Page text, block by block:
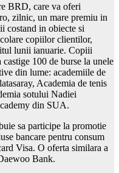
BRD, care va oferi
zilnic, un mare premiu in
costand in obiecte si
copiilor clientilor,
lunii ianuarie. Copiii
100 de burse la unele
din lume: academiile de
Academia de tenis
sotului Nadiei
din SUA.
sa participe la promotie
bancare pentru consum
Visa. O oferta similara a
Bank.